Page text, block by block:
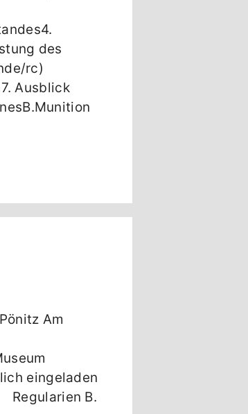
des
rc)
Ausblick
Am
eingeladen
Regularien B.